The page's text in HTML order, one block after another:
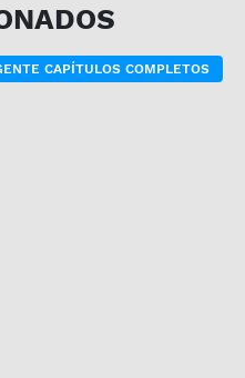
CAPÍTULOS COMPLETOS